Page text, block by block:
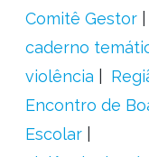
Comitê Gestor
caderno
violência
Encontro de
Escolar